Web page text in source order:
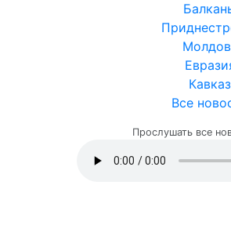
Кавказ
Все
Прослушать все